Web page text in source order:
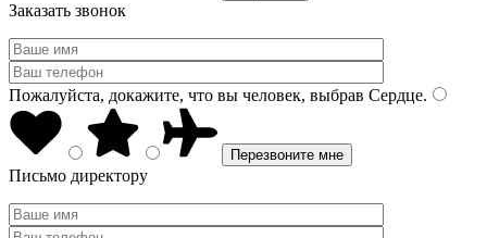
Заказать звонок
Пожалуйста, докажите, что вы человек, выбрав Сердце.
Письмо директору